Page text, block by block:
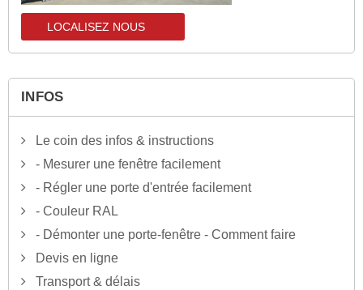
LOCALISEZ NOUS
INFOS
Le coin des infos & instructions
- Mesurer une fenêtre facilement
- Régler une porte d'entrée facilement
- Couleur RAL
- Démonter une porte-fenêtre - Comment faire
Devis en ligne
Transport & délais